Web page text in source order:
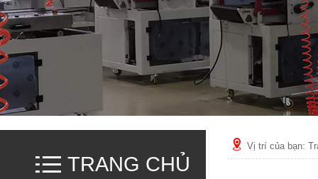
TRANG CHỦ
Vị trí của bạn: